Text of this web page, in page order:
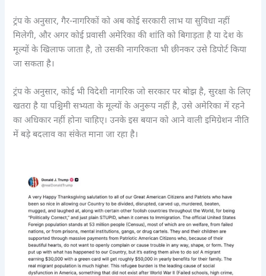
ट्रंप के अनुसार, गैर-नागरिकों को अब कोई सरकारी लाभ या सुविधा नहीं
मिलेगी, और अगर कोई प्रवासी अमेरिका की शांति को बिगाड़ता है या देश के
मूल्यों के खिलाफ जाता है, तो उसकी नागरिकता भी छीनकर उसे डिपोर्ट किया
जा सकता है।
ट्रंप के अनुसार, कोई भी विदेशी नागरिक जो सरकार पर बोझ है, सुरक्षा के लिए
खतरा है या पश्चिमी सभ्यता के मूल्यों के अनुरूप नहीं है, उसे अमेरिका में रहने
का अधिकार नहीं होना चाहिए। उनके इस बयान को आने वाली इमिग्रेशन नीति
में बड़े बदलाव का संकेत माना जा रहा है।